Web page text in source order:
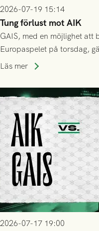
2026-07-19 15:14
Tung förlust mot AIK
GAIS, med en möjlighet
Europaspelet på torsdag,
Stockholm . Men trots
lyckades få in 2-0.
Läs mer
2026-07-17 19:00